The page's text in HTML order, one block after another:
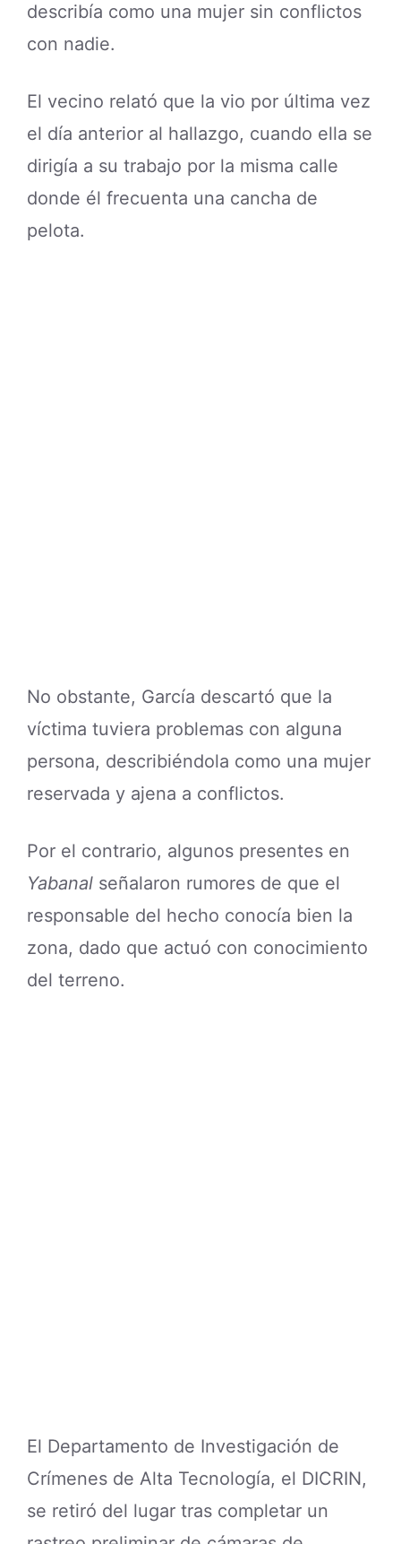
describía como una mujer sin conflictos
con nadie.
El vecino relató que la vio por última vez
el día anterior al hallazgo, cuando ella se
dirigía a su trabajo por la misma calle
donde él frecuenta una cancha de
pelota.
No obstante, García descartó que la
víctima tuviera problemas con alguna
persona, describiéndola como una mujer
reservada y ajena a conflictos.
Por el contrario, algunos presentes en
Yabanal señalaron rumores de que el
responsable del hecho conocía bien la
zona, dado que actuó con conocimiento
del terreno.
El Departamento de Investigación de
Crímenes de Alta Tecnología, el DICRIN,
se retiró del lugar tras completar un